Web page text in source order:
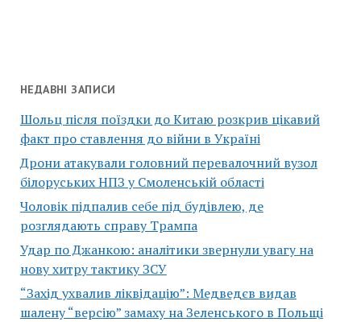
НЕДАВНІ ЗАПИСИ
Шольц після поїздки до Китаю розкрив цікавий
факт про ставлення до війни в Україні
Дрони атакували головний перевалочний вузол
білоруських НПЗ у Смоленській області
Чоловік підпалив себе під будівлею, де
розглядають справу Трампа
Удар по Джанкою: аналітики звернули увагу на
нову хитру тактику ЗСУ
“Захід ухвалив ліквідацію”: Медведєв видав
шалену “версію” замаху на Зеленського в Польщі